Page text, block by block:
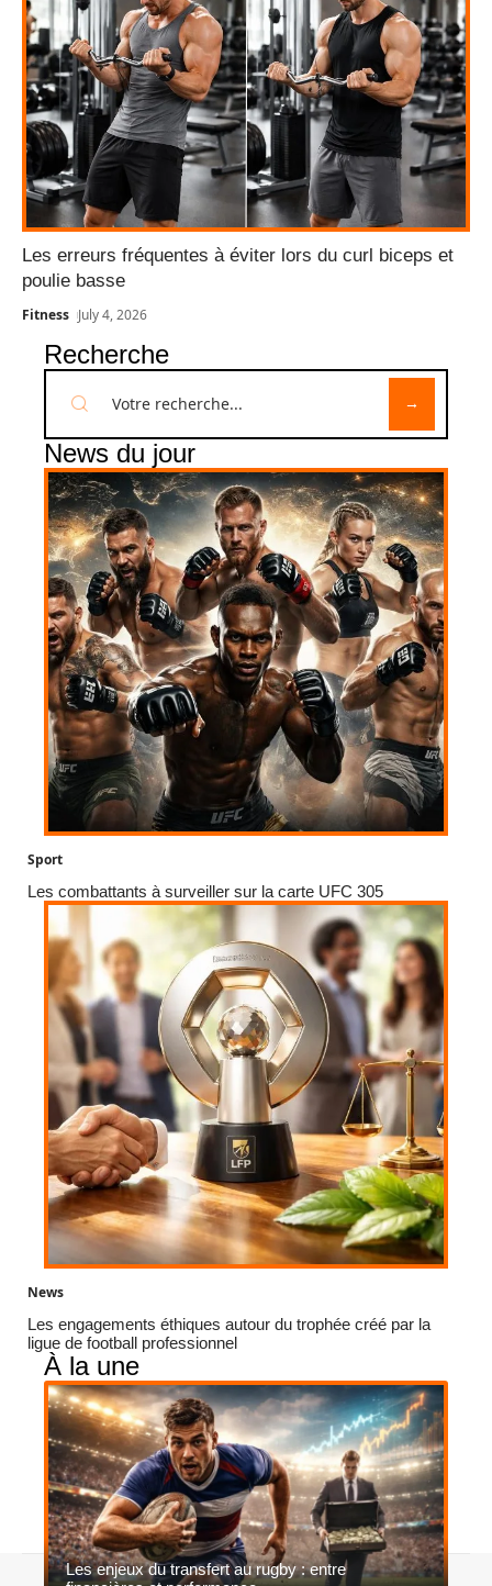
Les erreurs fréquentes à éviter lors du curl biceps et
poulie basse
Fitness July 4, 2026
Recherche
News du jour
Sport
Les combattants à surveiller sur la carte UFC 305
News
Les engagements éthiques autour du trophée créé par la
ligue de football professionnel
À la une
Les enjeux du transfert au rugby : entre
Contact Mentions légales Sitemap